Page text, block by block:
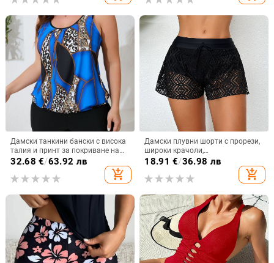
Дамски танкини бански с висока
талия и принт за покриване на
корема, без ръкави, с подплата
за гърдите, полиестер 82% и
подплата 18%
32.68 €/63.92 лв
add_shopping_cart
Дамски плувни шорти с прорези,
широки крачоли,
коремоподчертаващ ефект, 82%
18.91 €/36.98 лв
add_shopping_cart